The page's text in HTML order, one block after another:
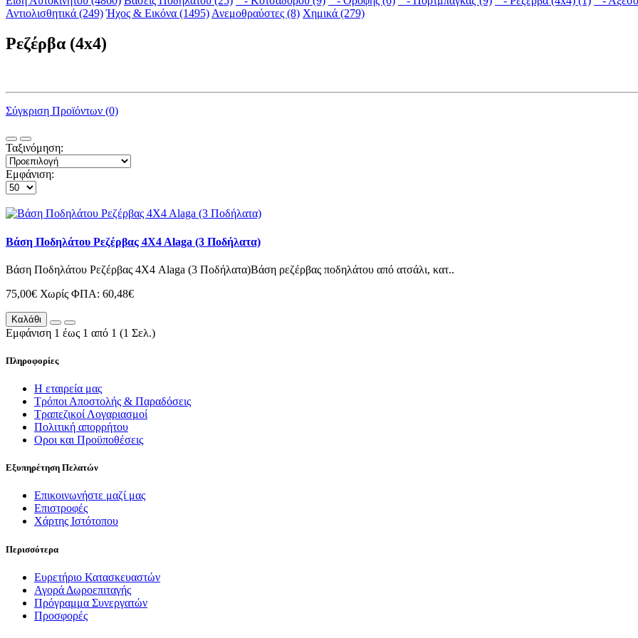
Αντιολισθητικά (249) Ήχος & Εικόνα (1495)Ανεμοθραύστες (8) Χημικά (279)
Ρεζέρβα (4x4)
Σύγκριση Προϊόντων (0)
Ταξινόμηση:
Εμφάνιση:
Βάση Ποδηλάτου Ρεζέρβας 4X4 Alaga (3 Ποδήλατα)
Βάση Ποδηλάτου Ρεζέρβας 4X4 Alaga (3 Ποδήλατα)Βάση ρεζέρβας ποδηλάτου από ατσάλι, κατ..
75,00€ Χωρίς ΦΠΑ: 60,48€
Καλάθι
Εμφάνιση 1 έως 1 από 1 (1 Σελ.)
Πληροφορίες
Η εταιρεία μας
Τρόποι Αποστολής & Παραδόσεις
Τραπεζικοί Λογαριασμοί
Πολιτική απορρήτου
Οροι και Προϋποθέσεις
Εξυπηρέτηση Πελατών
Επικοινωνήστε μαζί μας
Επιστροφές
Χάρτης Ιστότοπου
Περισσότερα
Ευρετήριο Κατασκευαστών
Αγορά Δωροεπιταγής
Πρόγραμμα Συνεργατών
Προσφορές